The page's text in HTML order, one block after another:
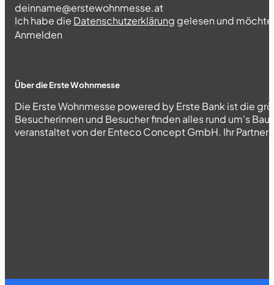
Section
Ich habe die Datenschutzerklärung gelesen und
Abschnitt
Anmelden
Über die Erste Wohnmesse
Die Erste Wohnmesse powered by Erste Bank ist die
Besucherinnen und Besucher finden alles rund um's
veranstaltet von der Enteco Concept GmbH. Ihr Partner